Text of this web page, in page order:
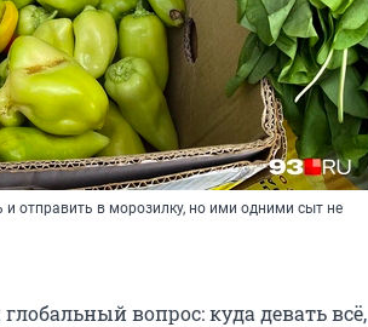
отправить в морозилку, но ими одними сыт не
вопрос: куда девать всё,